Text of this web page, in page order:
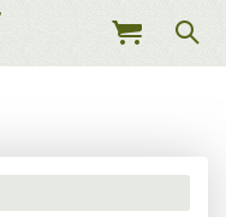
MEU